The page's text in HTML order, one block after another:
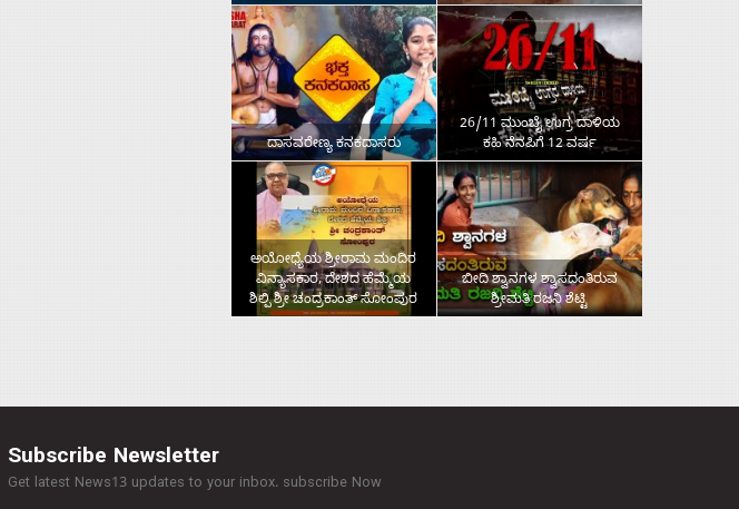
ದಾಸವರೇಣ್ಯ ಕನಕದಾಸರು
26/11 ಮುಂಬೈ ಉಗ್ರ ದಾಳಿಯ
ಕಹಿ ನೆನಪಿಗೆ 12 ವರ್ಷ
ಅಯೋಧ್ಯೆಯ ಶ್ರೀರಾಮ ಮಂದಿರ
ವಿನ್ಯಾಸಕಾರ, ದೇಶದ ಹೆಮ್ಮೆಯ
ಶಿಲ್ಪಿ ಶ್ರೀ ಚಂದ್ರಕಾಂತ್‌ ಸೋಂಪುರ
ಬೀದಿ ಶ್ವಾನಗಳ ಶ್ವಾಸದಂತಿರುವ
ಶ್ರೀಮತಿ ರಜನಿ ಶೆಟ್ಟಿ
Subscribe Newsletter
Get latest News13 updates to your inbox. subscribe Now